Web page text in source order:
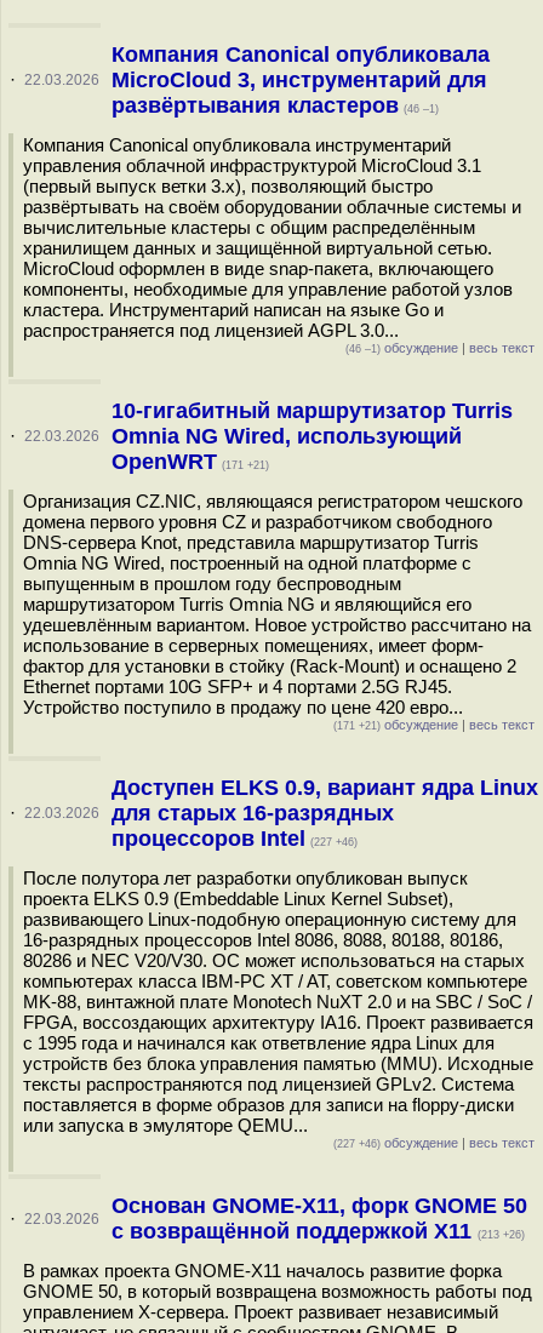
· 22.03.2026
Компания Canonical опубликовала
MicroCloud 3, инструментарий для
развёртывания кластеров (46 –1)
Компания Canonical опубликовала инструментарий
управления облачной инфраструктурой MicroCloud 3.1
(первый выпуск ветки 3.x), позволяющий быстро
развёртывать на своём оборудовании облачные системы и
вычислительные кластеры с общим распределённым
хранилищем данных и защищённой виртуальной сетью.
MicroCloud оформлен в виде snap-пакета, включающего
компоненты, необходимые для управление работой узлов
кластера. Инструментарий написан на языке Go и
распространяется под лицензией AGPL 3.0...
(46 –1) обсуждение | весь текст
· 22.03.2026
10-гигабитный маршрутизатор Turris
Omnia NG Wired, использующий
OpenWRT (171 +21)
Организация CZ.NIC, являющаяся регистратором чешского
домена первого уровня CZ и разработчиком свободного
DNS-сервера Knot, представила маршрутизатор Turris
Omnia NG Wired, построенный на одной платформе с
выпущенным в прошлом году беспроводным
маршрутизатором Turris Omnia NG и являющийся его
удешевлённым вариантом. Новое устройство рассчитано на
использование в серверных помещениях, имеет форм-
фактор для установки в стойку (Rack-Mount) и оснащено 2
Ethernet портами 10G SFP+ и 4 портами 2.5G RJ45.
Устройство поступило в продажу по цене 420 евро...
(171 +21) обсуждение | весь текст
· 22.03.2026
Доступен ELKS 0.9, вариант ядра Linux
для старых 16-разрядных
процессоров Intel
(227 +46)
После полутора лет разработки опубликован выпуск
проекта ELKS 0.9 (Embeddable Linux Kernel Subset),
развивающего Linux-подобную операционную систему для
16-разрядных процессоров Intel 8086, 8088, 80188, 80186,
80286 и NEC V20/V30. ОС может использоваться на старых
компьютерах класса IBM-PC XT / AT, советском компьютере
MK-88, винтажной плате Monotech NuXT 2.0 и на SBC / SoC /
FPGA, воссоздающих архитектуру IA16. Проект развивается
с 1995 года и начинался как ответвление ядра Linux для
устройств без блока управления памятью (MMU). Исходные
тексты распространяются под лицензией GPLv2. Система
поставляется в форме образов для записи на floppy-диски
или запуска в эмуляторе QEMU...
(227 +46) обсуждение | весь текст
· 22.03.2026
Основан GNOME-X11, форк GNOME 50
с возвращённой поддержкой X11 (213 +26)
В рамках проекта GNOME-X11 началось развитие форка
GNOME 50, в который возвращена возможность работы под
управлением X-сервера. Проект развивает независимый